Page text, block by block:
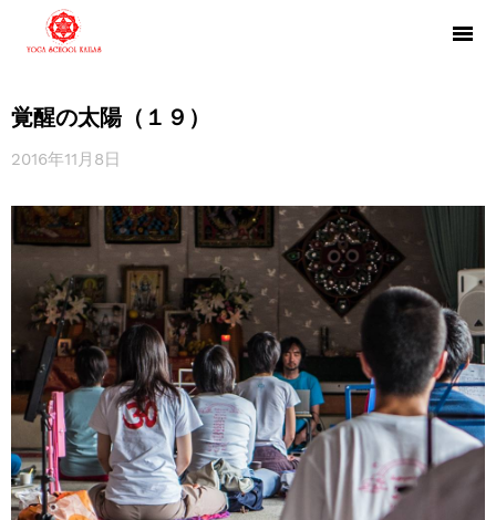
覚醒の太陽（１９）
2016年11月8日